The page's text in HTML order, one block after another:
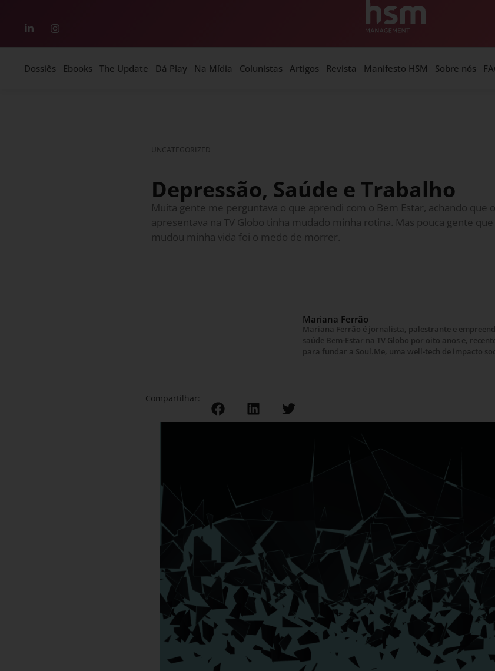
Dossiês Ebooks The Update Dá Play Na Mídia Colunistas Artigos Revista Manifesto HSM Sobre nós
UNCATEGORIZED
Depressão, Saúde e Trabalho
Muita gente me perguntava o que aprendi com o Bem Estar, achando que
apresentava na TV Globo tinha mudado minha rotina. Mas pouca gente
mudou minha vida foi o medo de morrer.
Mariana Ferrão
Mariana Ferrão é jornalista, palestrante e
saúde Bem-Estar na TV Globo por oito anos e,
para fundar a Soul.Me, uma well-tech de impacto
Compartilhar: